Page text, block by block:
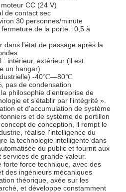
CC (24 V)
de contact sec
30 personnes/minute
de la porte : 0,5 à
dans l'état de passage après la
: intérieur, extérieur (il est
un hangar)
-40℃—80℃
pas de condensation
philosophie d'entreprise de
et s'établir par l'intégrité ».
et d'accumulation de système
et de système de portillon
de conception, il rompt le
réalise l'intelligence du
la technologie intelligente dans
du public et fournit aux
de grande valeur.
forte force technique, avec des
des ingénieurs mécaniques
théorique, axée sur les
et développe constamment